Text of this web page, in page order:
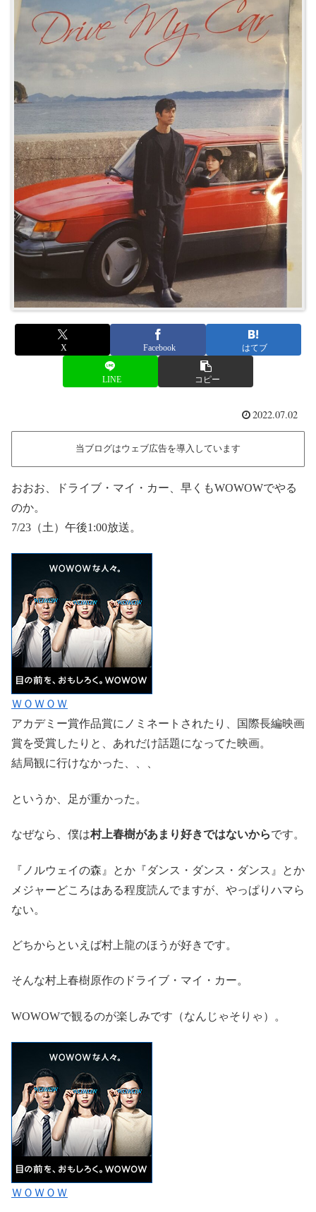
X Facebook はてブ
LINE コピー
2022.07.02
当ブログはウェブ広告を導入しています
おおお、ドライブ・マイ・カー、早くもWOWOWでやる
のか。
7/23（土）午後1:00放送。
ＷＯＷＯＷ
アカデミー賞作品賞にノミネートされたり、国際長編映画
賞を受賞したりと、あれだけ話題になってた映画。
結局観に行けなかった、、、
というか、足が重かった。
なぜなら、僕は村上春樹があまり好きではないからです。
『ノルウェイの森』とか『ダンス・ダンス・ダンス』とか
メジャーどころはある程度読んでますが、やっぱりハマら
ない。
どちからといえば村上龍のほうが好きです。
そんな村上春樹原作のドライブ・マイ・カー。
WOWOWで観るのが楽しみです（なんじゃそりゃ）。
ＷＯＷＯＷ